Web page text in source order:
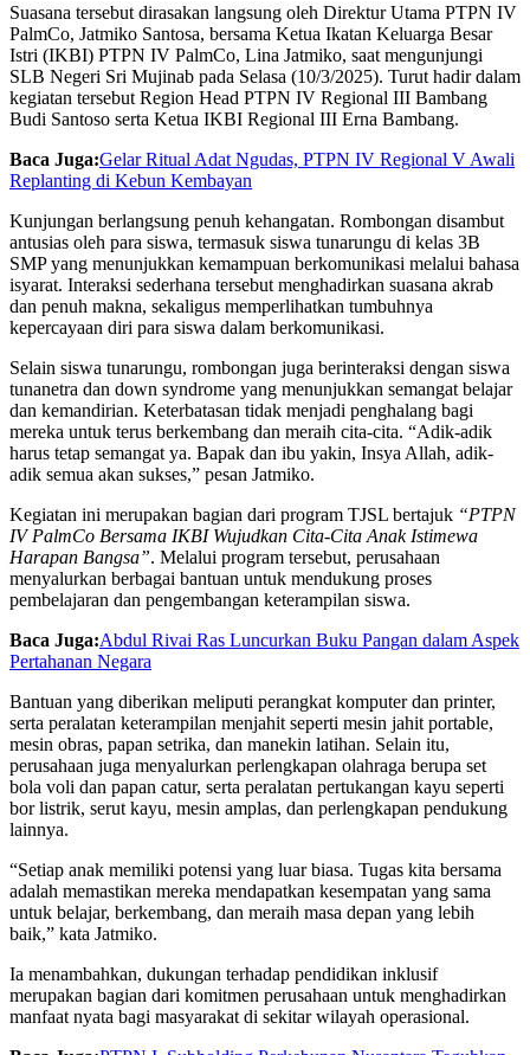
Suasana tersebut dirasakan langsung oleh Direktur Utama PTPN IV
PalmCo, Jatmiko Santosa, bersama Ketua Ikatan Keluarga Besar
Istri (IKBI) PTPN IV PalmCo, Lina Jatmiko, saat mengunjungi
SLB Negeri Sri Mujinab pada Selasa (10/3/2025). Turut hadir dalam
kegiatan tersebut Region Head PTPN IV Regional III Bambang
Budi Santoso serta Ketua IKBI Regional III Erna Bambang.
Baca Juga:Gelar Ritual Adat Ngudas, PTPN IV Regional V Awali
Replanting di Kebun Kembayan
Kunjungan berlangsung penuh kehangatan. Rombongan disambut
antusias oleh para siswa, termasuk siswa tunarungu di kelas 3B
SMP yang menunjukkan kemampuan berkomunikasi melalui bahasa
isyarat. Interaksi sederhana tersebut menghadirkan suasana akrab
dan penuh makna, sekaligus memperlihatkan tumbuhnya
kepercayaan diri para siswa dalam berkomunikasi.
Selain siswa tunarungu, rombongan juga berinteraksi dengan siswa
tunanetra dan down syndrome yang menunjukkan semangat belajar
dan kemandirian. Keterbatasan tidak menjadi penghalang bagi
mereka untuk terus berkembang dan meraih cita-cita. “Adik-adik
harus tetap semangat ya. Bapak dan ibu yakin, Insya Allah, adik-
adik semua akan sukses,” pesan Jatmiko.
Kegiatan ini merupakan bagian dari program TJSL bertajuk “PTPN
IV PalmCo Bersama IKBI Wujudkan Cita-Cita Anak Istimewa
Harapan Bangsa”. Melalui program tersebut, perusahaan
menyalurkan berbagai bantuan untuk mendukung proses
pembelajaran dan pengembangan keterampilan siswa.
Baca Juga:Abdul Rivai Ras Luncurkan Buku Pangan dalam Aspek
Pertahanan Negara
Bantuan yang diberikan meliputi perangkat komputer dan printer,
serta peralatan keterampilan menjahit seperti mesin jahit portable,
mesin obras, papan setrika, dan manekin latihan. Selain itu,
perusahaan juga menyalurkan perlengkapan olahraga berupa set
bola voli dan papan catur, serta peralatan pertukangan kayu seperti
bor listrik, serut kayu, mesin amplas, dan perlengkapan pendukung
lainnya.
“Setiap anak memiliki potensi yang luar biasa. Tugas kita bersama
adalah memastikan mereka mendapatkan kesempatan yang sama
untuk belajar, berkembang, dan meraih masa depan yang lebih
baik,” kata Jatmiko.
Ia menambahkan, dukungan terhadap pendidikan inklusif
merupakan bagian dari komitmen perusahaan untuk menghadirkan
manfaat nyata bagi masyarakat di sekitar wilayah operasional.